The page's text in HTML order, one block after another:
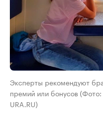
Эксперты рекомендуют
премий или бонусов
URA.RU)